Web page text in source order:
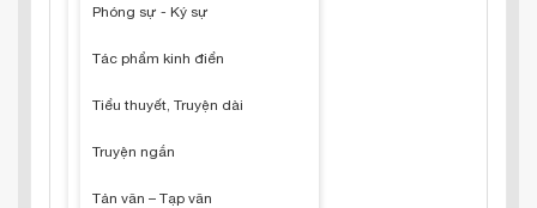
Phóng sự - Ký sự
Tác phẩm kinh điển
Tiểu thuyết, Truyện dài
Truyện ngắn
Tản văn – Tạp văn